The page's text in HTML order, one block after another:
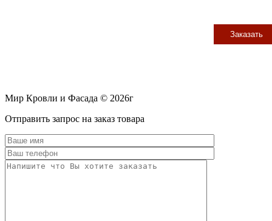
Заказать
Мир Кровли и Фасада © 2026г
Прокрутить
Отправить запрос на заказ товара